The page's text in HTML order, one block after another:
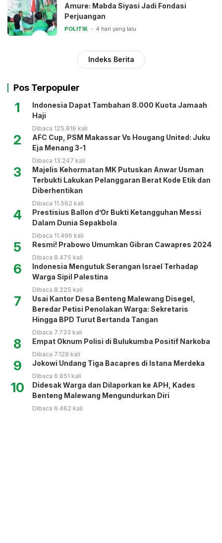
Amure: Mabda Siyasi Jadi Fondasi
Perjuangan
POLITIK 4 hari yang lalu
Indeks Berita
Pos Terpopuler
1
Indonesia Dapat Tambahan 8.000 Kuota Jamaah
Haji
Dibaca 125.819 kali
2
AFC Cup, PSM Makassar Vs Hougang United: Juku
Eja Menang 3-1
Dibaca 13.247 kali
3
Majelis Kehormatan MK Putuskan Anwar Usman
Terbukti Lakukan Pelanggaran Berat Kode Etik dan
Diberhentikan
Dibaca 11.562 kali
4
Prestisius Ballon d’Or Bukti Ketangguhan Messi
Dalam Dunia Sepakbola
Dibaca 11.496 kali
5 Resmi! Prabowo Umumkan Gibran Cawapres 2024
Dibaca 8.475 kali
6
Indonesia Mengutuk Serangan Israel Terhadap
Warga Sipil Palestina
Dibaca 8.225 kali
7
Usai Kantor Desa Benteng Malewang Disegel,
Beredar Petisi Penolakan Warga: Sekretaris
Hingga BPD Turut Bertanda Tangan
Dibaca 7.733 kali
8 Empat Oknum Polisi di Bulukumba Positif Narkoba
Dibaca 7.128 kali
9 Jokowi Undang Tiga Bacapres di Istana Merdeka
Dibaca 6.851 kali
10
Didesak Warga dan Dilaporkan ke APH, Kades
Benteng Malewang Mengundurkan Diri
Dibaca 6.462 kali